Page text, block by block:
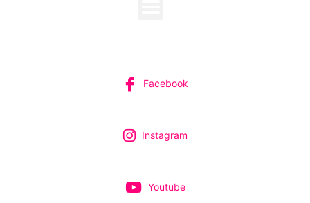
Facebook
Instagram
Youtube